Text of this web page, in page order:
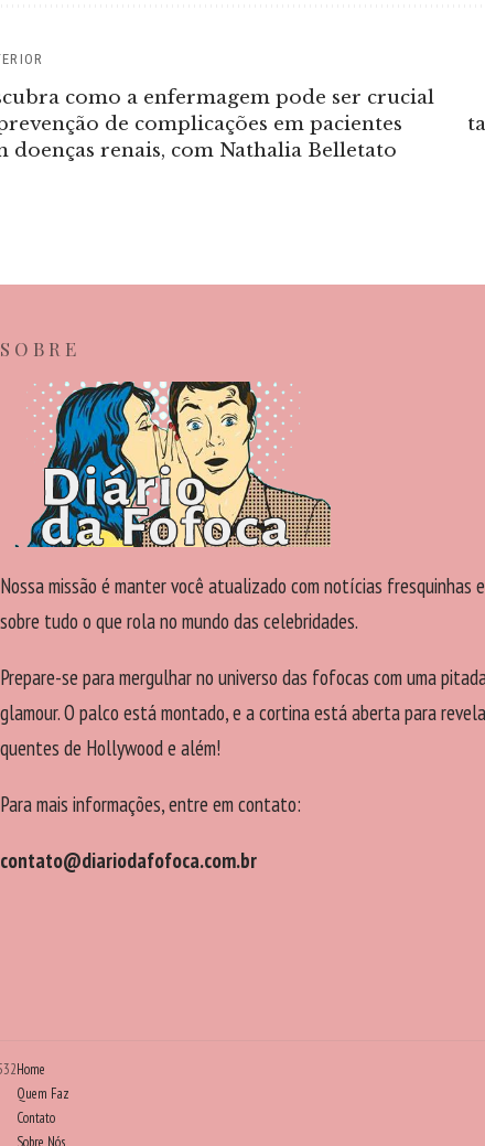
como a enfermagem pode ser crucial
de complicações em pacientes
doenças renais, com Nathalia Belletato
SOBRE
Nossa missão é manter você atualizado com notícias fresquinhas
sobre tudo o que rola no mundo das celebridades.
Prepare-se para mergulhar no universo das fofocas com uma
glamour. O palco está montado, e a cortina está aberta para
quentes de Hollywood e além!
Para mais informações, entre em contato:
contato@diariodafofoca.com.br
Home
Quem Faz
Contato
Sobre Nós